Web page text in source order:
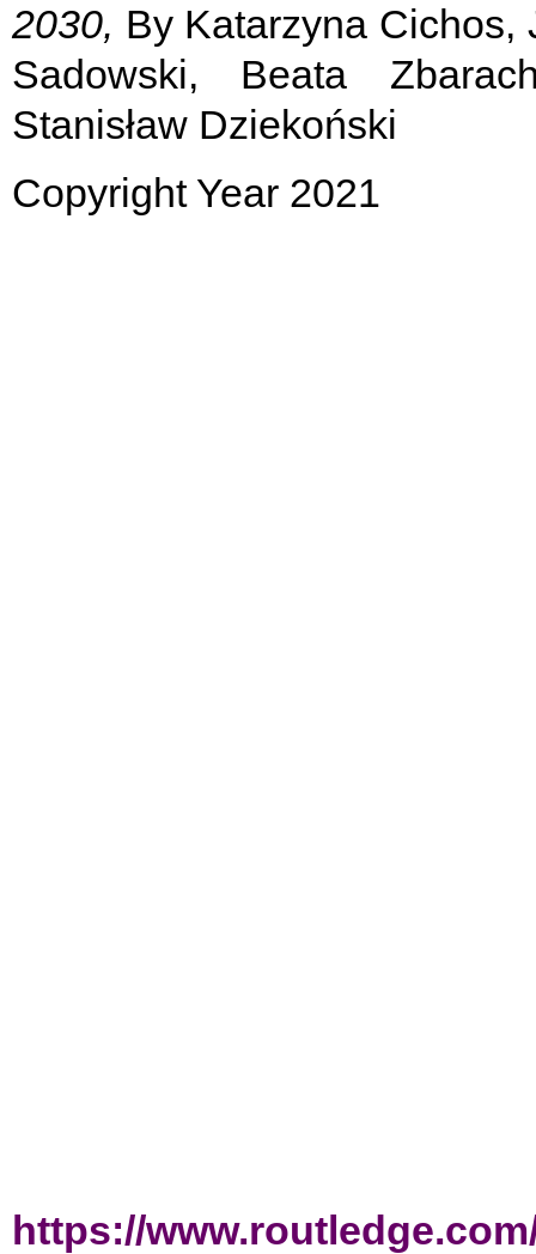
2030, By Katarzyna Cichos,
Sadowski, Beata
Stanisław Dziekoński
Copyright Year 2021
https://